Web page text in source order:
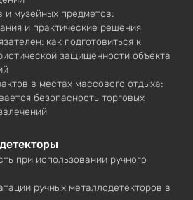
и музейных предметов:
и практические решения
как подготовиться к
защищенности объекта
в местах массового отдыха:
безопасность торговых
при использовании ручного
ручных металлодетекторов в